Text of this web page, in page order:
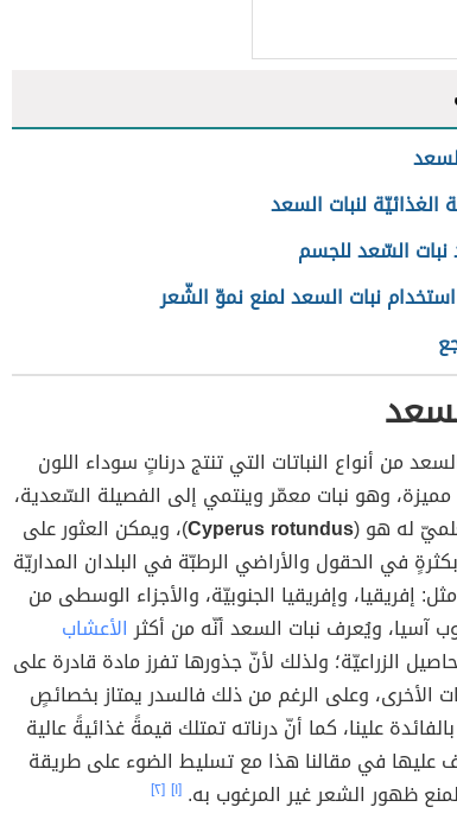
الغذائيّة لنبات السعد
نبات السّعد للجسم
نبات السعد لمنع نموّ الشّعر
من أنواع النباتات التي تنتج درناتٍ سوداء اللون
مميزة، وهو نبات معمّر وينتمي إلى الفصيلة السّعدية،
له هو (Cyperus rotundus)، ويمكن العثور على
في الحقول والأراضي الرطبّة في البلدان المداريّة
إفريقيا، وإفريقيا الجنوبيّة، والأجزاء الوسطى من
آسيا، ويُعرف نبات السعد أنّه من أكثرالأعشاب
الزراعيّة؛ ولذلك لأنّ جذورها تفرز مادة قادرة على
الأخرى، وعلى الرغم من ذلك فالسدر يمتاز بخصائصٍ
علينا، كما أنّ درناته تمتلك قيمةً غذائيةً عالية
في مقالنا هذا مع تسليط الضوء على طريقة
ظهور الشعر غير المرغوب به.[١] [٢]